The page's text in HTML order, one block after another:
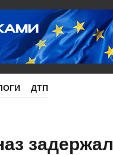
ДТП
задержал